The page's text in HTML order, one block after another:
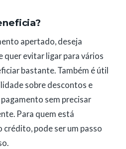
apertado, deseja
quer evitar ligar para vários
bastante. Também é útil
sobre descontos e
sem precisar
Para quem está
pode ser um passo